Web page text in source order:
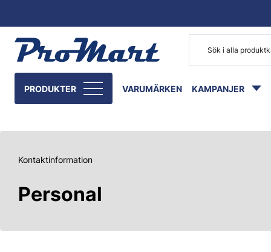
PRODUKTER VARUMÄRKEN KAMPANJER
Kontaktinformation
Personal